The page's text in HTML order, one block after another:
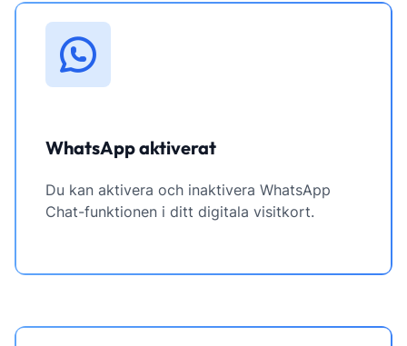
WhatsApp aktiverat
Du kan aktivera och inaktivera WhatsApp
Chat-funktionen i ditt digitala visitkort.